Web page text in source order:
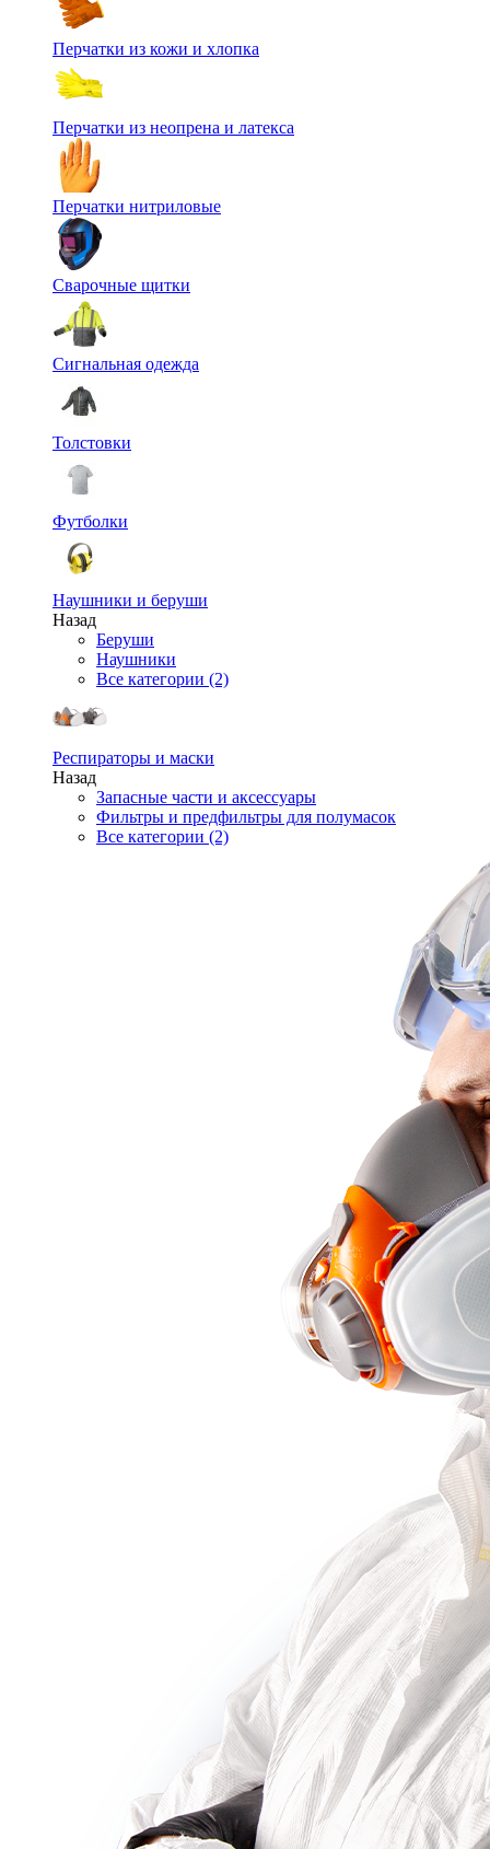
Перчатки из кожи и хлопка
Перчатки из неопрена и латекса
Перчатки нитриловые
Сварочные щитки
Сигнальная одежда
Толстовки
Футболки
Наушники и беруши
Назад
Беруши
Наушники
Все категории (2)
Респираторы и маски
Назад
Запасные части и аксессуары
Фильтры и предфильтры для полумасок
Все категории (2)